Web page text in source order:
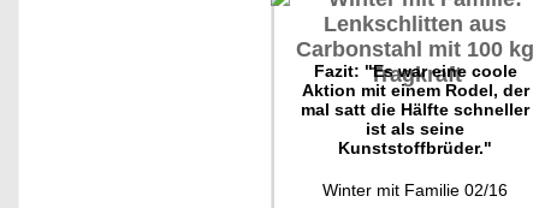
Fazit: "Es war eine coole
Aktion mit einem Rodel, der
mal satt die Hälfte schneller
ist als seine
Kunststoffbrüder."
Winter mit Familie 02/16